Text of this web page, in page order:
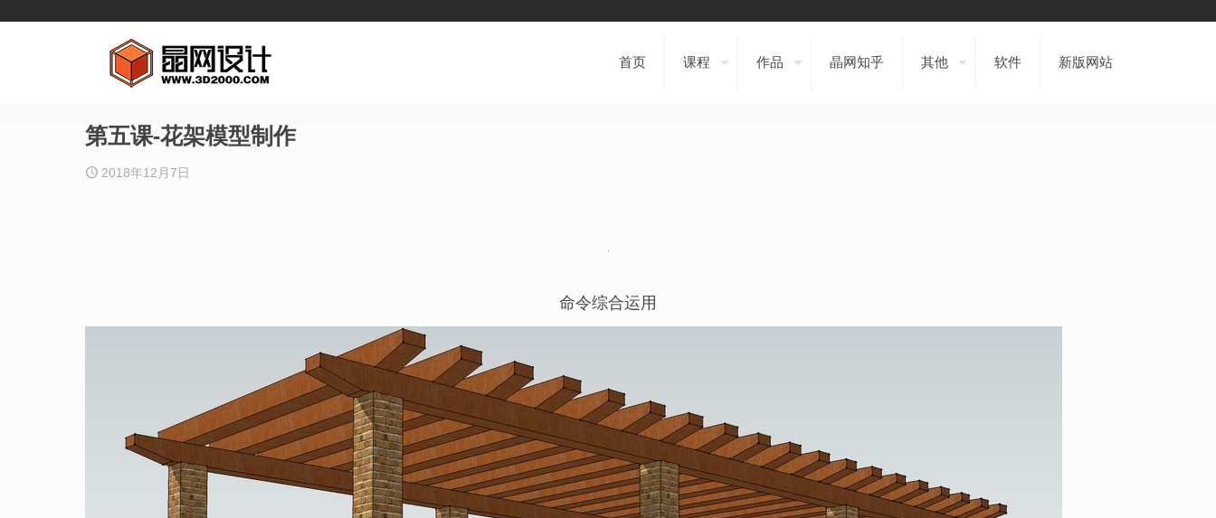
首页 课程 作品 晶网知乎 其他 软件 新版网站
第五课-花架模型制作
2018年12月7日
命令综合运用